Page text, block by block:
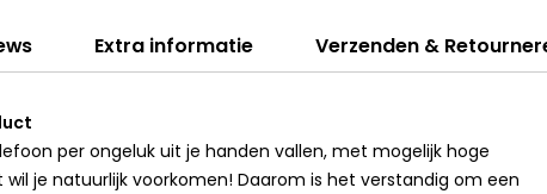
Extra informatie Verzenden &
per ongeluk uit je handen vallen, met mogelijk hoge
je natuurlijk voorkomen! Daarom is het verstandig om een